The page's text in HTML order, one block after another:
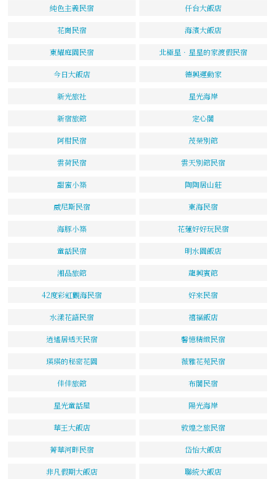
純色主義民宿 仟台大飯店
花崗民宿 海濱大飯店
東耀庭園民宿 北極星．星星的家渡假民宿
今日大飯店 德興運動家
新光旅社 星光海岸
新宿旅館 定心閣
阿柑民宿 茂榮別館
雲荷民宿 雲天別館民宿
甜蜜小築 陶陶居山莊
威尼斯民宿 東海民宿
海豚小築 花蓮好好玩民宿
童話民宿 明水園飯店
湘品旅館 龍興賓館
42度彩虹觀海民宿 好來民宿
水漾花語民宿 禧福飯店
逍遙居透天民宿 馨憶精緻民宿
瑛瑛的秘密花園 薇雅花苑民宿
佳佳旅館 布閣民宿
星光童話屋 陽光海岸
華王大飯店 敦煌之旅民宿
菁華河畔民宿 岱怡大飯店
非凡假期大飯店 聯統大飯店